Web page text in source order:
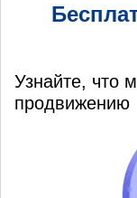
Узнайте, что
продвижению